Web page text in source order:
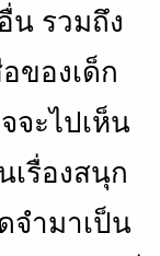
น รวมถึง
ของเด็ก
จะไปเห็น
เรื่องสนุก
จำมาเป็น